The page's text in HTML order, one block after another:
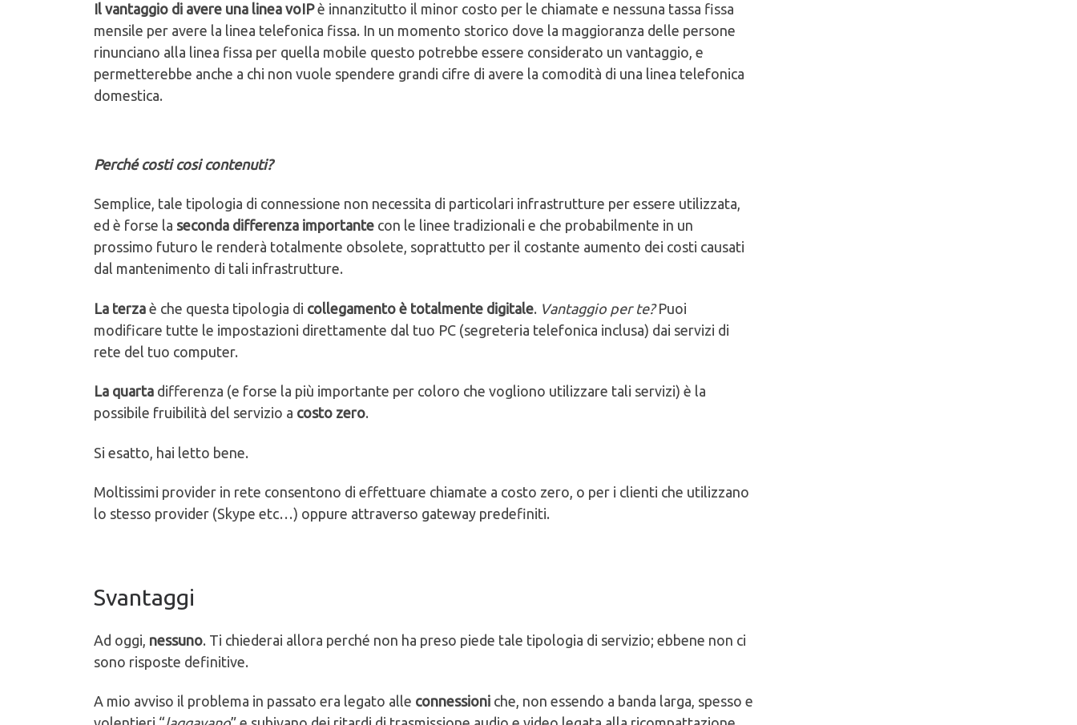
Il vantaggio di avere una linea voIPè innanzitutto il minor costo per le chiamate e nessuna tassa fissa
mensile per avere la linea telefonica fissa. In un momento storico dove la maggioranza delle persone
rinunciano alla linea fissa per quella mobile questo potrebbe essere considerato un vantaggio, e
permetterebbe anche a chi non vuole spendere grandi cifre di avere la comodità di una linea telefonica
domestica.
Perché costi cosi contenuti?
Semplice, tale tipologia di connessione non necessita di particolari infrastrutture per essere utilizzata,
ed è forse la seconda differenza importante con le linee tradizionali e che probabilmente in un
prossimo futuro le renderà totalmente obsolete, soprattutto per il costante aumento dei costi causati
dal mantenimento di tali infrastrutture.
La terza è che questa tipologia di collegamento è totalmente digitale. Vantaggio per te?Puoi
modificare tutte le impostazioni direttamente dal tuo PC (segreteria telefonica inclusa) dai servizi di
rete del tuo computer.
La quarta differenza (e forse la più importante per coloro che vogliono utilizzare tali servizi) è la
possibile fruibilità del servizio a costo zero.
Si esatto, hai letto bene.
Moltissimi provider in rete consentono di effettuare chiamate a costo zero, o per i clienti che utilizzano
lo stesso provider (Skype etc…) oppure attraverso gateway predefiniti.
Svantaggi
Ad oggi, nessuno. Ti chiederai allora perché non ha preso piede tale tipologia di servizio; ebbene non ci
sono risposte definitive.
A mio avviso il problema in passato era legato alle connessioni che, non essendo a banda larga, spesso e